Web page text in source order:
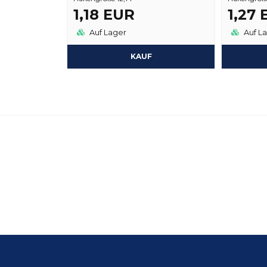
1,18 EUR
Auf Lager
KAUF
1,27
Auf